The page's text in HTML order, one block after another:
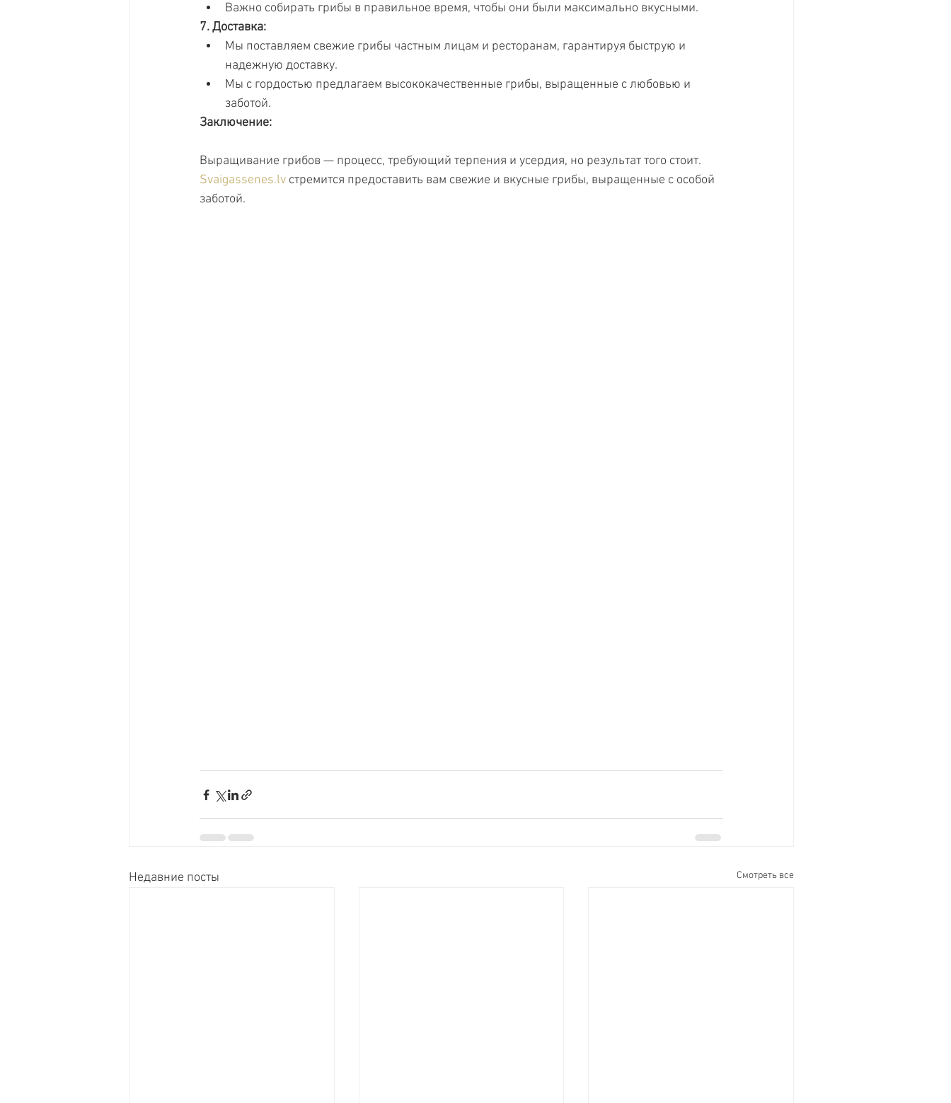
Важно собирать грибы в правильное время, чтобы они были максимально вкусными.
7. Доставка:
Мы поставляем свежие грибы частным лицам и ресторанам, гарантируя быструю и
надежную доставку.
Мы с гордостью предлагаем высококачественные грибы, выращенные с любовью и
заботой.
Заключение:
Выращивание грибов — процесс, требующий терпения и усердия, но результат того стоит.
Svaigassenes.lv стремится предоставить вам свежие и вкусные грибы, выращенные с особой
заботой.
Недавние посты Смотреть все